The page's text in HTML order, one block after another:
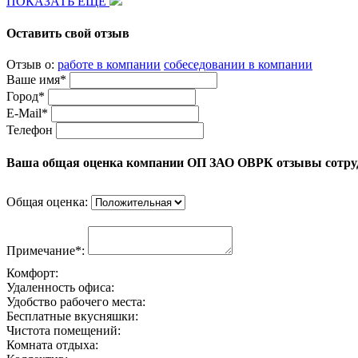
Оставить свой отзыв
Отзыв о: работе в компании собеседовании в компании
Ваше имя*
Город*
E-Mail*
Телефон
Ваша общая оценка компании ОП ЗАО ОВРК отзывы
Общая оценка:
Примечание*:
Комфорт:
Удаленность офиса:
Удобство рабочего места:
Бесплатные вкусняшки:
Чистота помещений:
Комната отдыха: